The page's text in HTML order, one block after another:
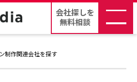
会社探しを
無料相談
制作関連会社を探す